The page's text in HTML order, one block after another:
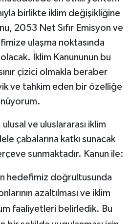
birlikte iklim değişikliğine
2053 Net Sıfır Emisyon ve
ulaşma noktasında
İklim Kanununun bu
çizici olmakla beraber
ve tahkim eden bir özelliğe
ulusal ve uluslararası iklim
çabalarına katkı sunacak
sunmaktadır. Kanun ile:
hedefimiz doğrultusunda
azaltılması ve iklim
faaliyetleri belirledik. Bu